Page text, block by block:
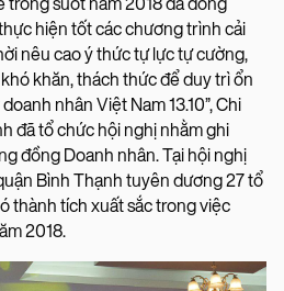
hiện tốt các chương trình cải
nêu cao ý thức tự lực tự cường,
khăn, thách thức để duy trì ổn
nhân Việt Nam 13.10”, Chi
đã tổ chức hội nghị nhằm ghi
đồng Doanh nhân. Tại hội nghị
Bình Thạnh tuyên dương 27 tổ
thành tích xuất sắc trong việc
2018.